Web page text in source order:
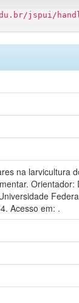
jspui/
na larvicultura
Acesso em: .